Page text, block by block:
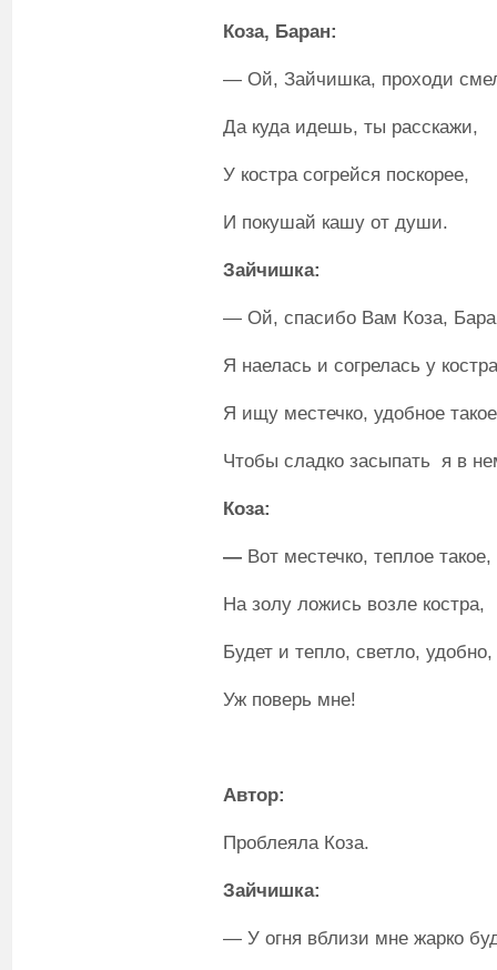
Коза, Баран:
— Ой, Зайчишка, проходи
Да куда идешь, ты расскажи,
У костра согрейся поскорее,
И покушай кашу от души.
Зайчишка:
— Ой, спасибо Вам Коза,
Я наелась и согрелась у
Я ищу местечко, удобное
Чтобы сладко засыпать я в
Коза:
— Вот местечко, теплое такое,
На золу ложись возле костра,
Будет и тепло, светло, удобно,
Уж поверь мне!
Автор:
Проблеяла Коза.
Зайчишка:
— У огня вблизи мне жарко